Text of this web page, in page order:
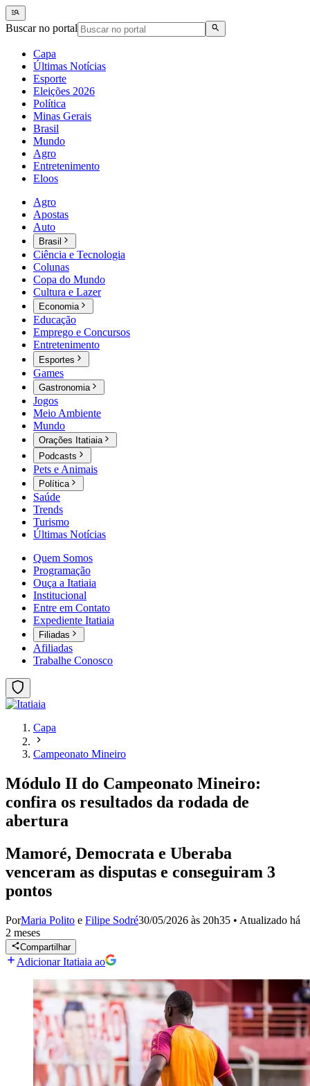
Buscar no portal
Capa
Últimas Notícias
Esporte
Eleições 2026
Política
Minas Gerais
Brasil
Mundo
Agro
Entretenimento
Eloos
Agro
Apostas
Auto
Brasil
Ciência e Tecnologia
Colunas
Copa do Mundo
Cultura e Lazer
Economia
Educação
Emprego e Concursos
Entretenimento
Esportes
Games
Gastronomia
Jogos
Meio Ambiente
Mundo
Orações Itatiaia
Podcasts
Pets e Animais
Política
Saúde
Trends
Turismo
Últimas Notícias
Quem Somos
Programação
Ouça a Itatiaia
Institucional
Entre em Contato
Expediente Itatiaia
Filiadas
Afiliadas
Trabalhe Conosco
Capa
Campeonato Mineiro
Módulo II do Campeonato Mineiro:
confira os resultados da rodada de
abertura
Mamoré, Democrata e Uberaba
venceram as disputas e conseguiram 3
pontos
PorMaria Polito e Filipe Sodré30/05/2026 às 20h35 • Atualizado há
2 meses
Compartilhar
Adicionar Itatiaia ao